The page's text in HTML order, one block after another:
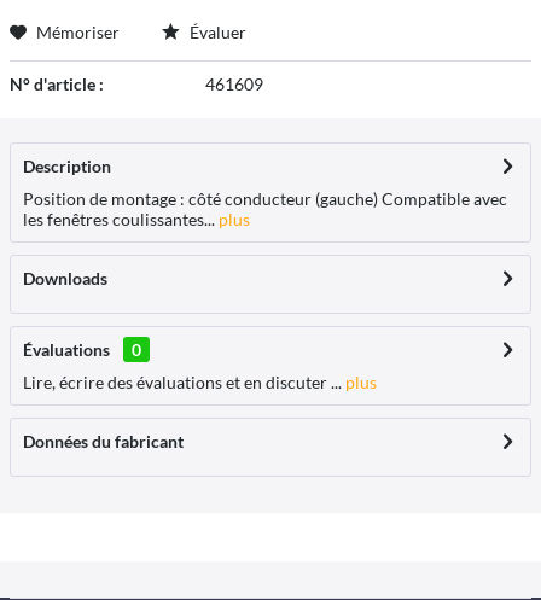
Mémoriser Évaluer
N° d'article : 461609
Description
Position de montage : côté conducteur (gauche) Compatible avec
les fenêtres coulissantes... plus
Downloads
Évaluations
0
Lire, écrire des évaluations et en discuter ... plus
Données du fabricant